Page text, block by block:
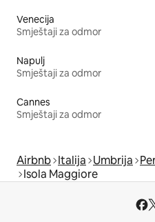
Venecija
Smještaji za odmor
Napulj
Smještaji za odmor
Cannes
Smještaji za odmor
Airbnb Italija Umbrija
Isola Maggiore